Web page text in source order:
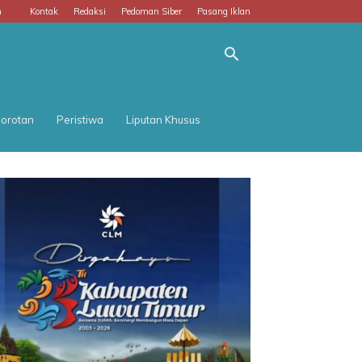
Kontak Redaksi Pedoman Siber Pasang Iklan
Peristiwa Liputan Khusus